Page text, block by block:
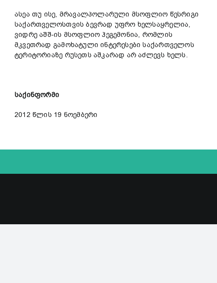
ასეა თუ ისე, მრავალპოლარული მსოფლიო წესრიგი
საქართველოსთვის ბევრად უფრო ხელსაყრელია,
ვიდრე აშშ-ის მსოფლიო ჰეგემონია, რომლის
მკვეთრად გამოხატული ინტერესები საქართველოს
ტერიტორიაზე რუსეთს აშკარად არ აძლევს ხელს.
საქინფორმი
2012 წლის 19 ნოემბერი